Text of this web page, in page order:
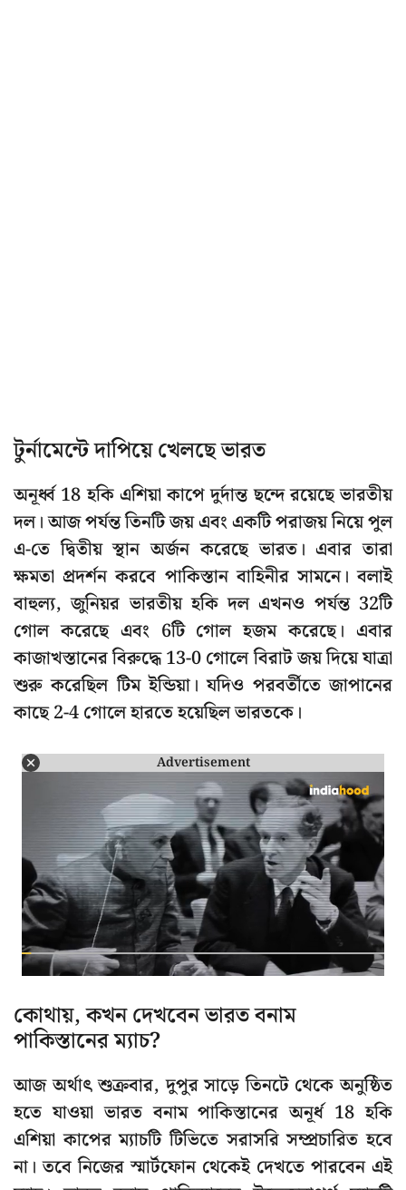
টুর্নামেন্টে দাপিয়ে খেলছে ভারত
অনূর্ধ্ব 18 হকি এশিয়া কাপে দুর্দান্ত ছন্দে রয়েছে ভারতীয়
দল। আজ পর্যন্ত তিনটি জয় এবং একটি পরাজয় নিয়ে পুল
এ-তে দ্বিতীয় স্থান অর্জন করেছে ভারত। এবার তারা
ক্ষমতা প্রদর্শন করবে পাকিস্তান বাহিনীর সামনে। বলাই
বাহুল্য, জুনিয়র ভারতীয় হকি দল এখনও পর্যন্ত 32টি
গোল করেছে এবং 6টি গোল হজম করেছে। এবার
কাজাখস্তানের বিরুদ্ধে 13-0 গোলে বিরাট জয় দিয়ে যাত্রা
শুরু করেছিল টিম ইন্ডিয়া। যদিও পরবর্তীতে জাপানের
কাছে 2-4 গোলে হারতে হয়েছিল ভারতকে।
Advertisement
কোথায়, কখন দেখবেন ভারত বনাম
পাকিস্তানের ম্যাচ?
আজ অর্থাৎ শুক্রবার, দুপুর সাড়ে তিনটে থেকে অনুষ্ঠিত
হতে যাওয়া ভারত বনাম পাকিস্তানের অনূর্ধ 18 হকি
এশিয়া কাপের ম্যাচটি টিভিতে সরাসরি সম্প্রচারিত হবে
না। তবে নিজের স্মার্টফোন থেকেই দেখতে পারবেন এই